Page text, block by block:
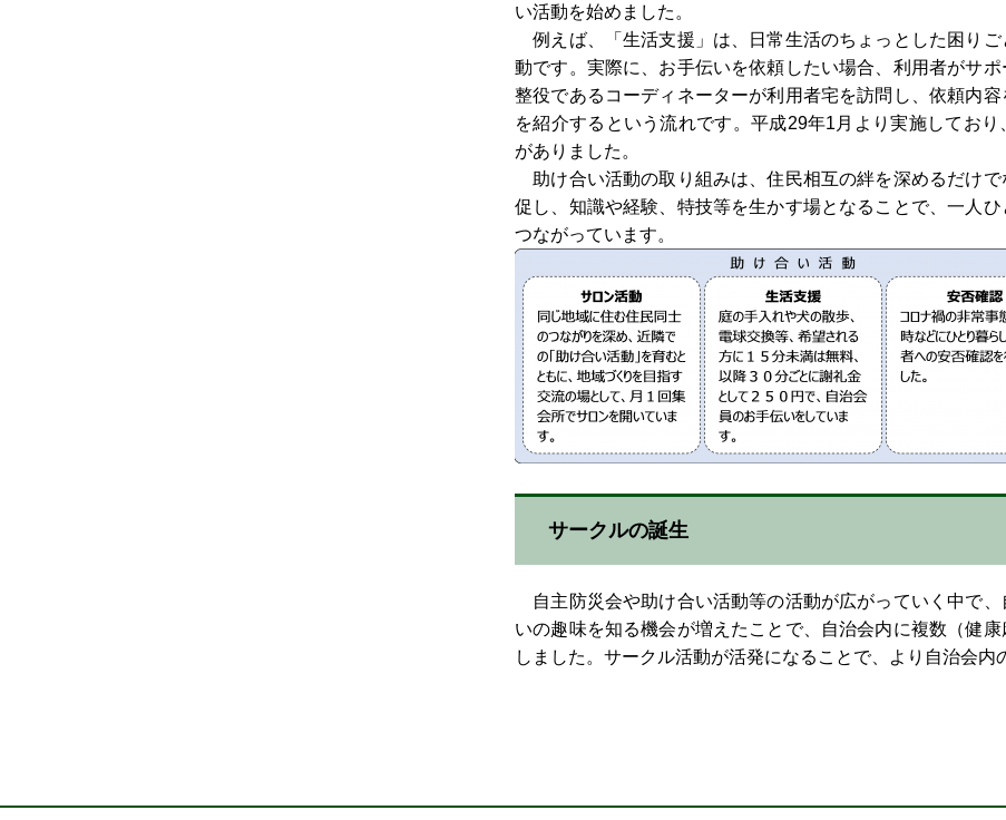
い活動を始めました。
例えば、「生活支援」は、日常生活のちょっとした困り
動です。実際に、お手伝いを依頼したい場合、利用者がサ
整役であるコーディネーターが利用者宅を訪問し、依頼内
を紹介するという流れです。平成29年1月より実施してお
がありました。
助け合い活動の取り組みは、住民相互の絆を深めるだけ
促し、知識や経験、特技等を生かす場となることで、一人
つながっています。
サークルの誕生
自主防災会や助け合い活動等の活動が広がっていく中で
いの趣味を知る機会が増えたことで、自治会内に複数（健
しました。サークル活動が活発になることで、より自治会内